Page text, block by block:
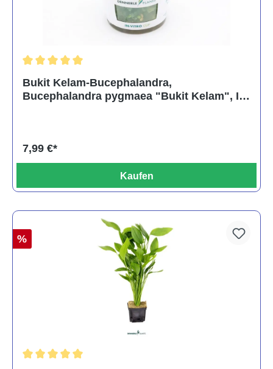
Bukit Kelam-Bucephalandra,
Bucephalandra pygmaea "Bukit Kelam", In
7,99 €*
Kaufen
%